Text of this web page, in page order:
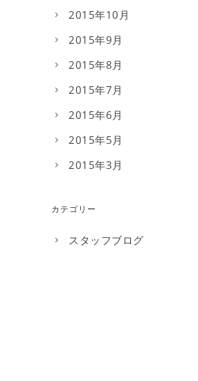
2015年10月
2015年9月
2015年8月
2015年7月
2015年6月
2015年5月
2015年3月
カテゴリー
スタッフブログ